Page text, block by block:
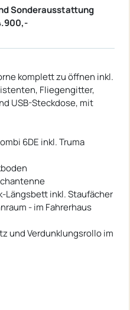
Sonderausstattung

komplett zu öffnen inkl.
Fliegengitter,
USB-Steckdose, mit
6DE inkl. Truma
Längsbett inkl. Staufächer
- im Fahrerhaus
und Verdunklungsrollo im